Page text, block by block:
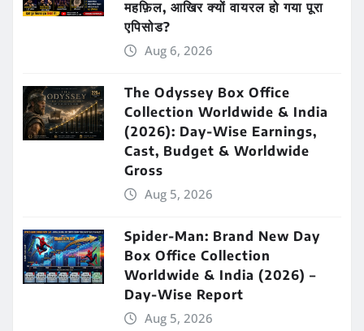
महफ़िल, आखिर क्यों वायरल हो गया पूरा
एपिसोड?
Aug 6, 2026
The Odyssey Box Office
Collection Worldwide & India
(2026): Day-Wise Earnings,
Cast, Budget & Worldwide
Gross
Aug 5, 2026
Spider-Man: Brand New Day
Box Office Collection
Worldwide & India (2026) –
Day-Wise Report
Aug 5, 2026